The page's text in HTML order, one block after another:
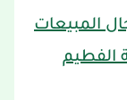
المبيعات
الفطيم